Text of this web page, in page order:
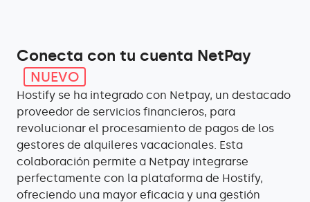
Conecta con tu cuenta NetPay
NUEVO
Hostify se ha integrado con Netpay, un destacado
proveedor de servicios financieros, para
revolucionar el procesamiento de pagos de los
gestores de alquileres vacacionales. Esta
colaboración permite a Netpay integrarse
perfectamente con la plataforma de Hostify,
ofreciendo una mayor eficacia y una gestión